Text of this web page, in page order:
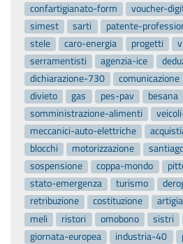
confartigianato-form
voucher-
simest
sarti patente-
stele
caro-energia progetti
serramentisti
agenzia-ice
dichiarazione-730
comunicazione
divieto
gas pes-pav besana
somministrazione-alimenti
meccanici-auto-elettriche
blocchi
motorizzazione
sospensione
coppa-mondo
stato-emergenza
turismo
retribuzione
costituzione
meli
ristori omobono sistri
giornata-europea
industria-40